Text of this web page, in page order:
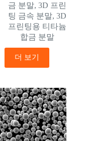
금 분말, 3D 프린
팅 금속 분말, 3D
프린팅용 티타늄
합금 분말
더 보기